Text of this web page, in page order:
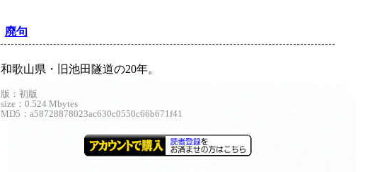
廃句
和歌山県・旧池田隧道の20年。
版：初版
size：0.524 Mbytes
MD5：a58728878023ac630c0550c66b671f41